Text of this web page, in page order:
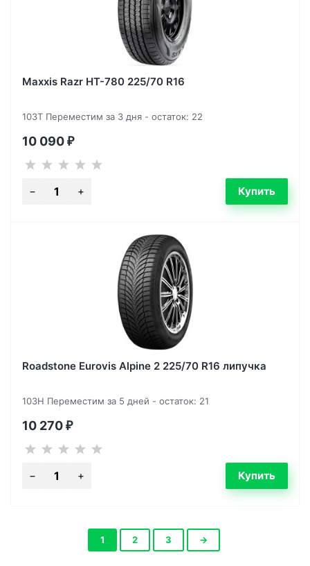
Maxxis Razr HT-780 225/70 R16
103T Переместим за 3 дня - остаток: 22
10 090 ₽
Roadstone Eurovis Alpine 2 225/70 R16 липучка
103H Переместим за 5 дней - остаток: 21
10 270 ₽
1 2 3 →